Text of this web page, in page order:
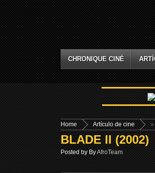
CHRONIQUE CINÉ
Home »
Artículo de cine
BLADE II (2002)
Posted by ByAfroTeam